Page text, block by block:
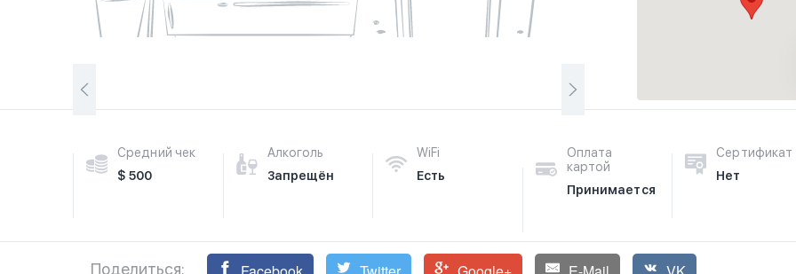
Средний чек
$ 500
Алкоголь
Запрещён
WiFi
Есть
Оплата
картой
Принимается
Сертификат
Нет
Поделиться: